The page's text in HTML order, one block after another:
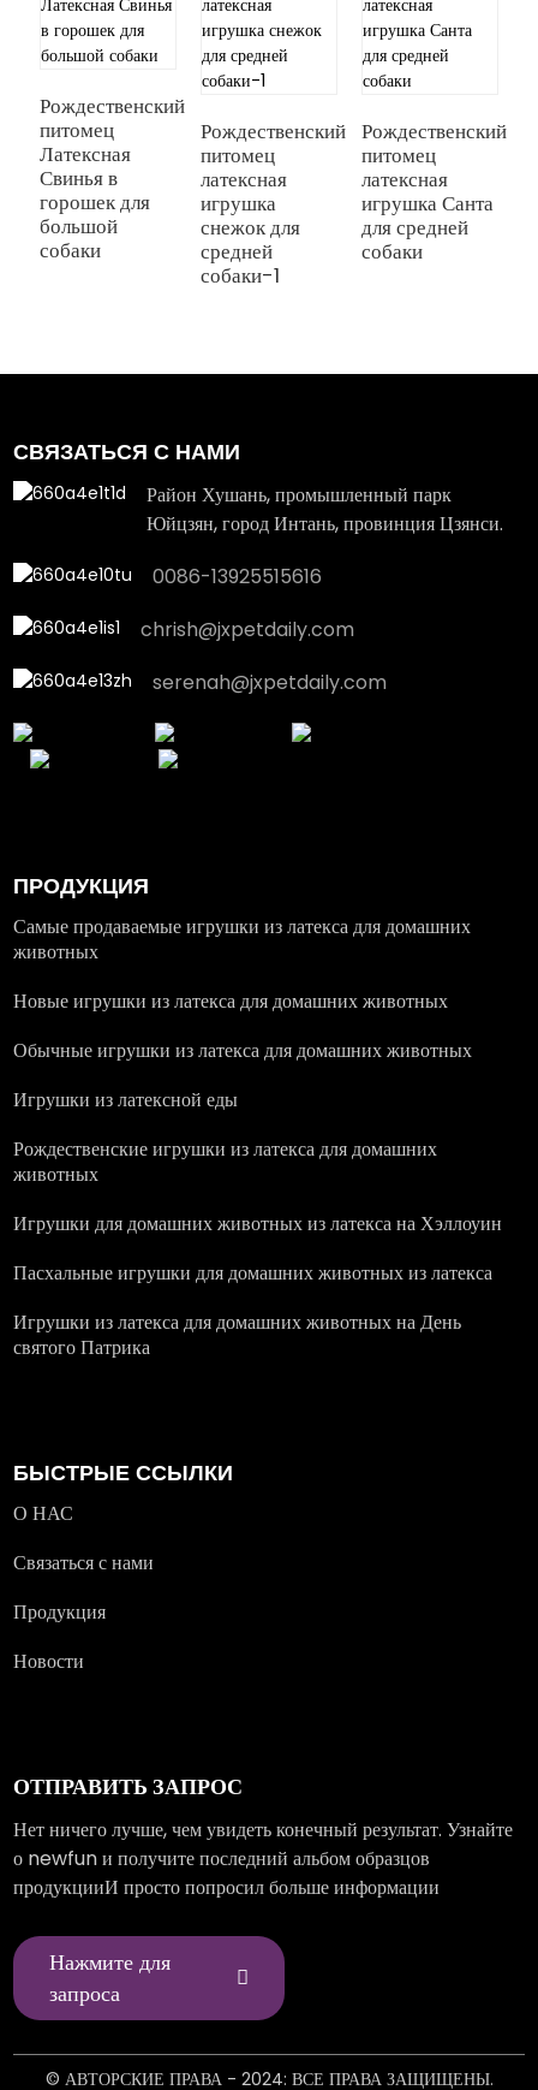
Рождественский
питомец
Латексная
Свинья в
горошек для
большой
собаки
Рождественский
питомец
латексная
игрушка
снежок для
средней
собаки-1
Рождественский
питомец
латексная
игрушка Санта
для средней
собаки
СВЯЗАТЬСЯ С НАМИ
Район Хушань, промышленный парк
Юйцзян, город Интань, провинция Цзянси.
0086-13925515616
chrish@jxpetdaily.com
serenah@jxpetdaily.com
ПРОДУКЦИЯ
Самые продаваемые игрушки из латекса для домашних
животных
Новые игрушки из латекса для домашних животных
Обычные игрушки из латекса для домашних животных
Игрушки из латексной еды
Рождественские игрушки из латекса для домашних
животных
Игрушки для домашних животных из латекса на Хэллоуин
Пасхальные игрушки для домашних животных из латекса
Игрушки из латекса для домашних животных на День
святого Патрика
БЫСТРЫЕ ССЫЛКИ
О НАС
Связаться с нами
Продукция
Новости
ОТПРАВИТЬ ЗАПРОС
Нет ничего лучше, чем увидеть конечный результат. Узнайте
о newfun и получите последний альбом образцов
продукцииИ просто попросил больше информации
Нажмите для
запроса
© АВТОРСКИЕ ПРАВА - 2024: ВСЕ ПРАВА ЗАЩИЩЕНЫ.